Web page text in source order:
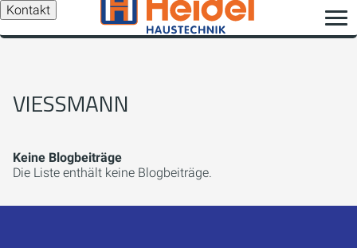
Kontakt
VIESSMANN
Keine Blogbeiträge
Die Liste enthält keine Blogbeiträge.